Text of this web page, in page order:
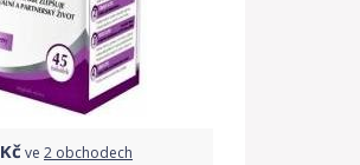
Kčve 2 obchodech